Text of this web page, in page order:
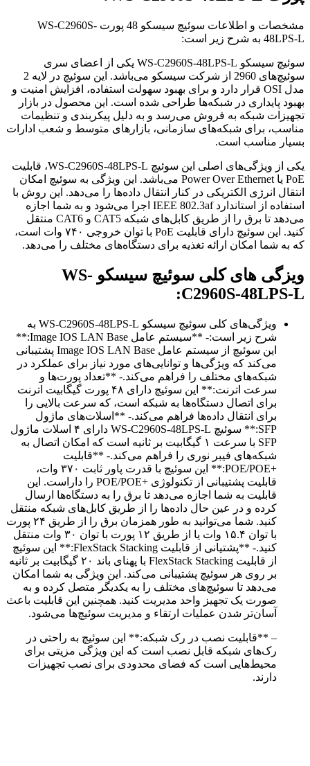
مشخصات و اطلاعات سوئیچ سیسکو 48 پورت WS-C2960S-
48LPS-L به شرح زیر است:
سوئیچ سیسکو WS-C2960S-48LPS-L یکی از اعضای سری
سوئیچ‌های 2960 از شرکت سیسکو می‌باشد. این سوئیچ در لایه 2
مدل OSI قرار دارد و برای بهبود سهولت استفاده، افزایش امنیت و
بهبود پایداری در شبکه‌ها طراحی شده است. این محصول در بازار
تجهیزات شبکه به فروش می‌رسد و به دلیل پیکربندی و تنظیمات
مناسب، برای شبکه‌های سازمانی، بازارهای متوسط و شعب ادارات
بسیار مناسب است.
یکی از ویژگی‌های اصلی این سوئیچ WS-C2960S-48LPS-L، قابلیت
PoE یا Power Over Ethernet می‌باشد. این ویژگی به سوئیچ امکان
انتقال انرژی الکتریکی در کنار انتقال داده‌ها را می‌دهد. این روش با
استفاده از استاندارد IEEE 802.3af اجرا می‌شود و به شما اجازه
می‌دهد تا برق را از طریق کابل‌های شبکه CAT5 و CAT6 منتقل
کنید. این سوئیچ دارای قابلیت PoE با توان خروجی ۷۴۰ وات است،
که به شما امکان ارائه تغذیه برای دستگاه‌های مختلف را می‌دهد.
ویزگی های کلی سوئیچ سیسکو WS-
C2960S-48LPS-L:
ویژگی‌های کلی سوئیچ سیسکو WS-C2960S-48LPS-L به
شرح زیر است:- **سیستم عامل Image IOS LAN Base:**
این سوئیچ از سیستم عامل Image IOS LAN Base پشتیبانی
می‌کند که ویژگی‌ها و توانایی‌های مورد نیاز برای عملکرد در
شبکه‌های مختلف را فراهم می‌کند.- **تعداد پورت‌ها و
سرعت اترنت:** این سوئیچ دارای ۴۸ پورت گیگابیت اترنت
برای اتصال دستگاه‌ها به شبکه است، که سرعت بالایی را
برای انتقال داده‌ها فراهم می‌کند.- **اسلات‌های ماژول
SFP:** سوئیچ WS-C2960S-48LPS-L دارای ۴ اسلات ماژول
SFP با سرعت ۱ گیگابیت بر ثانیه است که امکان اتصال به
شبکه‌های فیبر نوری را فراهم می‌کند.- **قابلیت
+POE/POE:** این سوئیچ با قدرت پاور ثابت ۳۷۰ وات،
قابلیت پشتیبانی از تکنولوژی +POE/POE را داراست. این
قابلیت به شما اجازه می‌دهد تا برق را به دستگاه‌ها ارسال
کرده و در عین حال داده‌ها را از طریق کابل‌های شبکه منتقل
کنید. شما می‌توانید به طور همزمان برق را از طریق ۲۴ پورت
با توان ۱۵.۴ وات یا از طریق ۱۲ پورت با توان ۳۰ وات منتقل
کنید.- **پشتیانی از قابلیت FlexStack Stacking:** این سوئیچ
از قابلیت FlexStack Stacking با پهنای باند ۲۰ گیگابیت بر ثانیه
بر روی هر سوئیچ پشتیبانی می‌کند. این ویژگی به شما امکان
می‌دهد تا سوئیچ‌های مختلف را به یکدیگر متصل کرده و به
صورت یک تجهیز واحد مدیریت کنید. همچنین این قابلیت باعث
آسان‌تر شدن عملیات ارتقاء و مدیریت سوئیچ‌ها می‌شود.
– **قابلیت نصب در رک شبکه:** این سوئیچ به راحتی در
رک‌های شبکه قابل نصب است که این ویژگی مزیتی برای
محیط‌هایی است که فضای محدودی برای نصب تجهیزات
دارند.